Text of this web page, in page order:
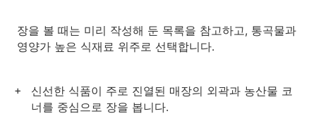
장을 볼 때는 미리 작성해 둔 목록을 참고하고, 통곡물과
영양가 높은 식재료 위주로 선택합니다.
신선한 식품이 주로 진열된 매장의 외곽과 농산물 코
너를 중심으로 장을 봅니다.